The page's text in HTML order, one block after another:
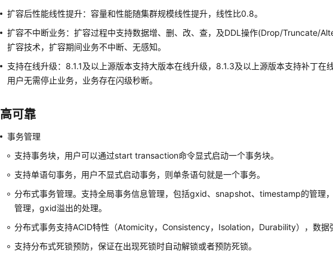
扩容后性能线性提升：容量和性能随集群规模线性提升，线性比0.8。
扩容不中断业务：扩容过程中支持数据增、删、改、查，及DDL操作(Drop/Truncate/
扩容技术，扩容期间业务不中断、无感知。
支持在线升级：8.1.1及以上源版本支持大版本在线升级，8.1.3及以上源版本支持补丁在
用户无需停止业务，业务存在闪级秒断。
高可靠
事务管理
支持事务块，用户可以通过start transaction命令显式启动一个事务块。
支持单语句事务，用户不显式启动事务，则单条语句就是一个事务。
分布式事务管理。支持全局事务信息管理，包括gxid、snapshot、timestamp的管理
管理，gxid溢出的处理。
分布式事务支持ACID特性（Atomicity，Consistency，Isolation，Durability），数据
支持分布式死锁预防，保证在出现死锁时自动解锁或者预防死锁。